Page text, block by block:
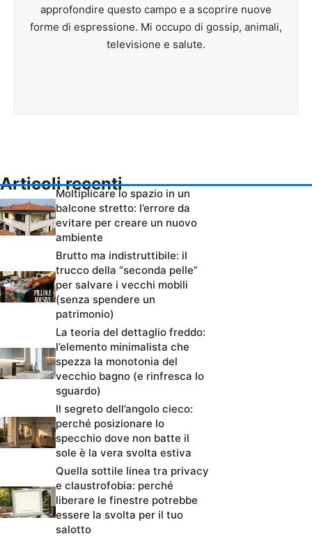
approfondire questo campo e a scoprire nuove
forme di espressione. Mi occupo di gossip, animali,
televisione e salute.
Articoli recenti
Moltiplicare lo spazio in un
balcone stretto: l’errore da
evitare per creare un nuovo
ambiente
Brutto ma indistruttibile: il
trucco della “seconda pelle”
per salvare i vecchi mobili
(senza spendere un
patrimonio)
La teoria del dettaglio freddo:
l’elemento minimalista che
spezza la monotonia del
vecchio bagno (e rinfresca lo
sguardo)
Il segreto dell’angolo cieco:
perché posizionare lo
specchio dove non batte il
sole è la vera svolta estiva
Quella sottile linea tra privacy
e claustrofobia: perché
liberare le finestre potrebbe
essere la svolta per il tuo
salotto